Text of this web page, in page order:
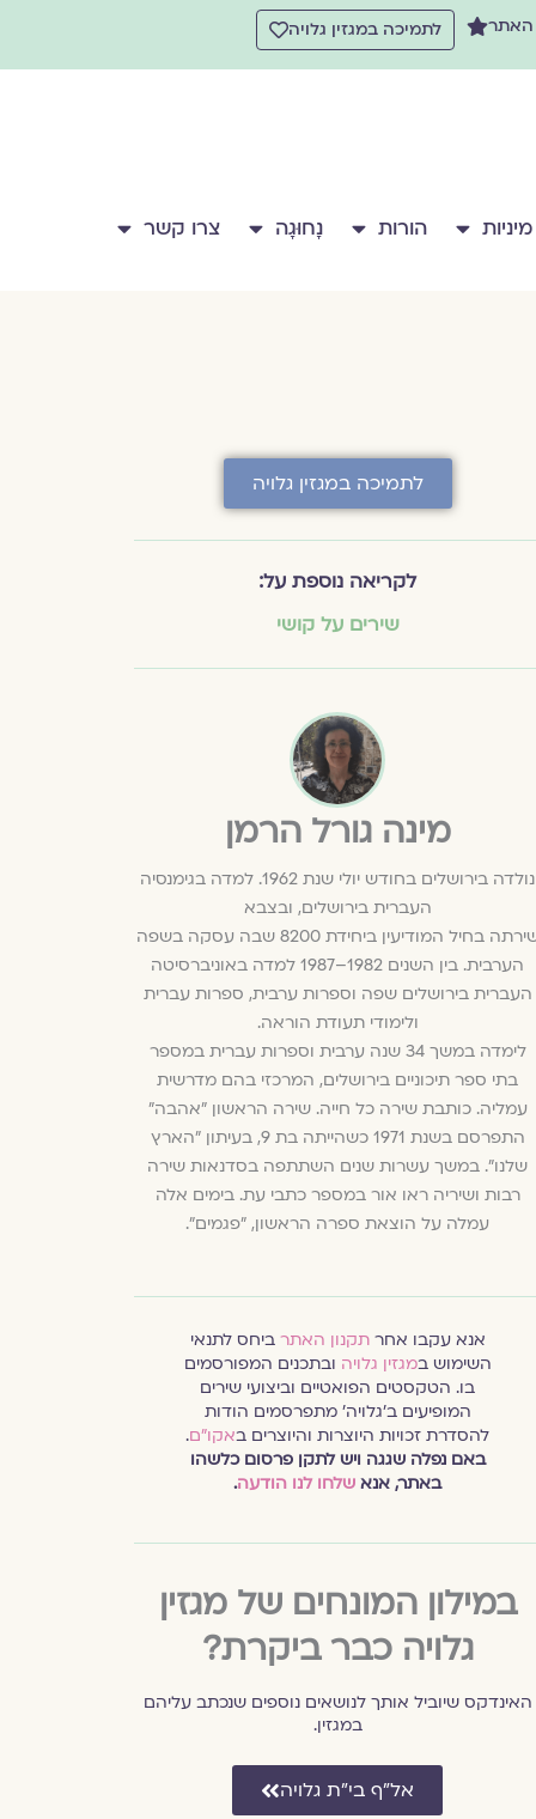
האתר לתמיכה במגזין גלויה
מיניות הורות נָחוּגָה צרו קשר
לתמיכה במגזין גלויה
לקריאה נוספת על:
שירים על קושי
מינה גורל הרמן
נולדה בירושלים בחודש יולי שנת 1962. למדה בגימנסיה
העברית בירושלים, ובצבא
שירתה בחיל המודיעין ביחידת 8200 שבה עסקה בשפה
הערבית. בין השנים 1982–1987 למדה באוניברסיטה
העברית בירושלים שפה וספרות ערבית, ספרות עברית
ולימודי תעודת הוראה.
לימדה במשך 34 שנה ערבית וספרות עברית במספר
בתי ספר תיכוניים בירושלים, המרכזי בהם מדרשית
עמליה. כותבת שירה כל חייה. שירה הראשון "אהבה"
התפרסם בשנת 1971 כשהייתה בת 9, בעיתון "הארץ
שלנו". במשך עשרות שנים השתתפה בסדנאות שירה
רבות ושיריה ראו אור במספר כתבי עת. בימים אלה
עמלה על הוצאת ספרה הראשון, "פגמים".
אנא עקבו אחרתקנון האתר ביחס לתנאי
השימוש במגזין גלויה ובתכנים המפורסמים
בו. הטקסטים הפואטיים וביצועי שירים
המופיעים ב׳גלויה׳ מתפרסמים הודות
להסדרת זכויות היוצרות והיוצרים באקו״ם.
באם נפלה שגגה ויש לתקן פרסום כלשהו
באתר, אנא שלחו לנו הודעה.
במילון המונחים של מגזין
גלויה כבר ביקרת?
האינדקס שיוביל אותך לנושאים נוספים שנכתב עליהם
במגזין.
אל״ף בי״ת גלויה